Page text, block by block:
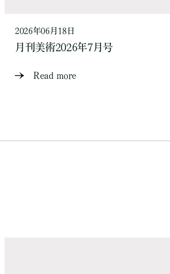
2026年06月18日
月刊美術2026年7月号
Read more